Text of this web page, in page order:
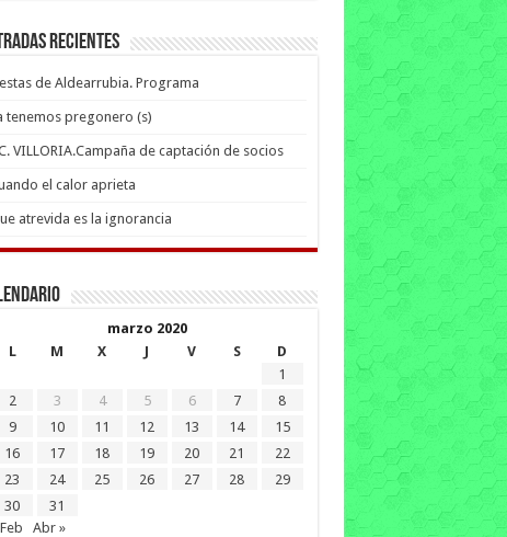
recientes
de Aldearrubia. Programa
tenemos pregonero (s)
VILLORIA.Campaña de captación de socios
el calor aprieta
atrevida es la ignorancia
marzo 2020
L
M X J V S
D
1
2
3 4 5 6 7
8
9
10 11 12 13 14
15
16
17 18 19 20 21
22
23
24 25 26 27 28
29
30
31
Abr »